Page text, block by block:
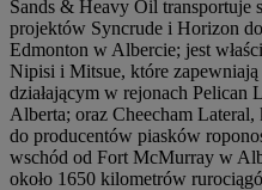
Sands & Heavy Oil transportuje
projektów Syncrude i Horizon
Edmonton w Albercie; jest
Nipisi i Mitsue, które
działającym w rejonach
Alberta; oraz Cheecham
do producentów piasków
wschód od Fort McMurray w
około 1650 kilometrów